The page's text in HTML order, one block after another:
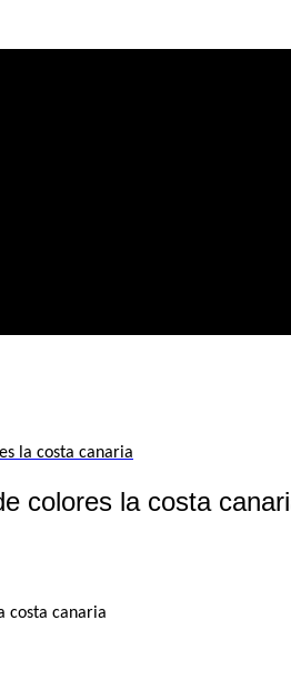
la costa canaria
colores la costa